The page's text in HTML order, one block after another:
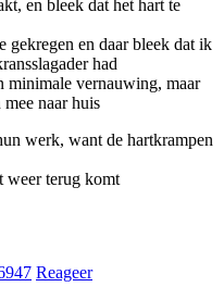
en bleek dat het hart te
gekregen en daar bleek dat ik
had
minimale vernauwing, maar
naar huis
werk, want de hartkrampen
weer terug komt
Reageer